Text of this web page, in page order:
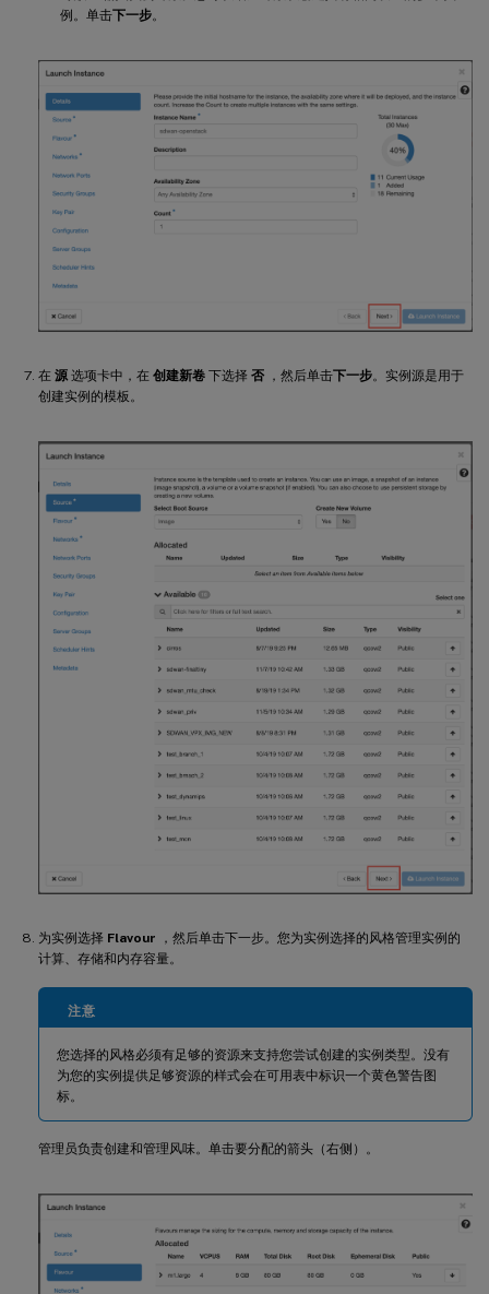
例。单击下一步。
在 源选项卡中，在 创建新卷 下选择 否 ，然后单击下一步。实例源是用于
创建实例的模板。
为实例选择 Flavour ，然后单击下一步。您为实例选择的风格管理实例的
计算、存储和内存容量。
注意
您选择的风格必须有足够的资源来支持您尝试创建的实例类型。没有
为您的实例提供足够资源的样式会在可用表中标识一个黄色警告图
标。
管理员负责创建和管理风味。单击要分配的箭头（右侧）。